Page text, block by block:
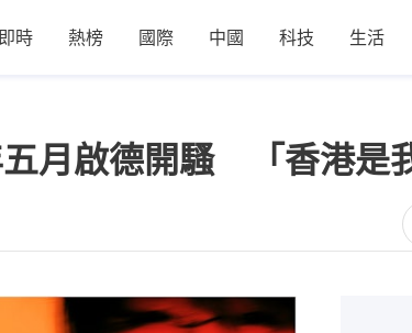
即時 熱榜 國際 中國 科技 生活
月啟德開騷 「香港是